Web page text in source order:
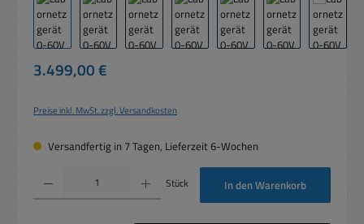
Regulärer Preis:
3.499,00 €
Preise inkl. MwSt. zzgl. Versandkosten
Versandfertig in 7 Tagen, Lieferzeit 6-Wochen
Produkt Anzahl: Gib den gewünschten Wert ein oder benutze die Schaltflächen um
Stück In den Warenkorb